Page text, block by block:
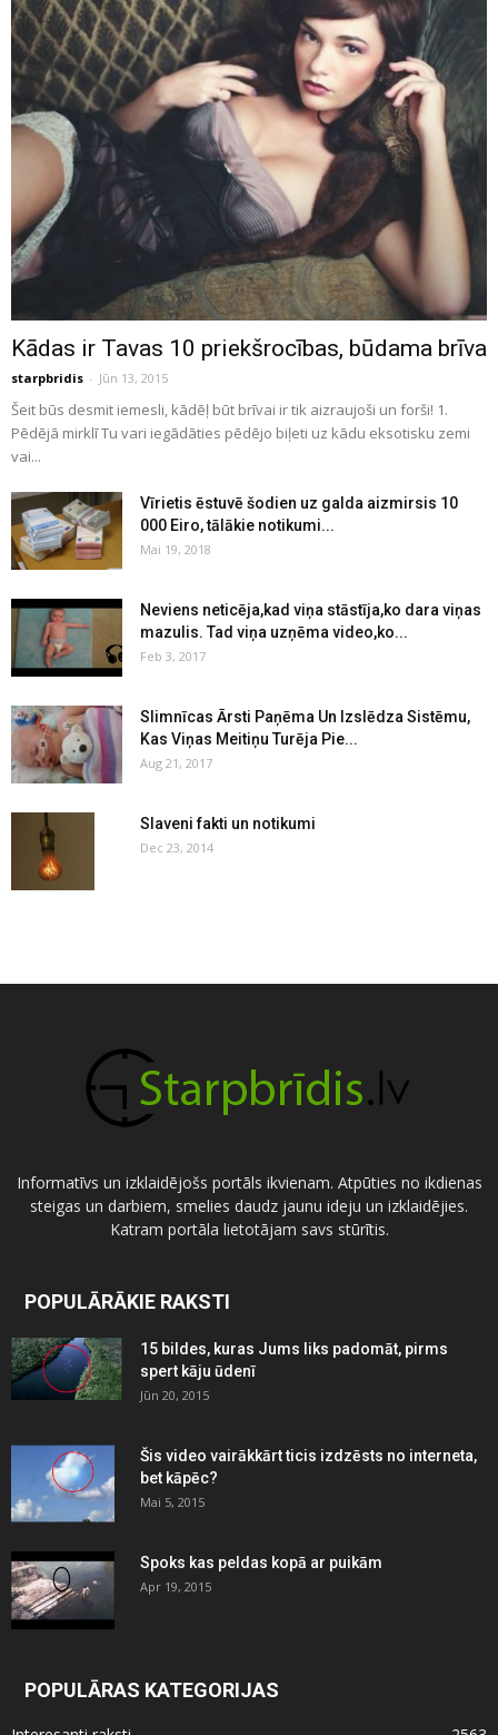
Kādas ir Tavas 10 priekšrocības, būdama brīva
starpbridis - Jūn 13, 2015
Šeit būs desmit iemesli, kādēļ būt brīvai ir tik aizraujoši un forši! 1.
Pēdējā mirklī Tu vari iegādāties pēdējo biļeti uz kādu eksotisku zemi
vai...
Vīrietis ēstuvē šodien uz galda aizmirsis 10
000 Eiro, tālākie notikumi...
Mai 19, 2018
Neviens neticēja,kad viņa stāstīja,ko dara viņas
mazulis. Tad viņa uzņēma video,ko...
Feb 3, 2017
Slimnīcas Ārsti Paņēma Un Izslēdza Sistēmu,
Kas Viņas Meitiņu Turēja Pie...
Aug 21, 2017
Slaveni fakti un notikumi
Dec 23, 2014
Informatīvs un izklaidējošs portāls ikvienam. Atpūties no ikdienas
steigas un darbiem, smelies daudz jaunu ideju un izklaidējies.
Katram portāla lietotājam savs stūrītis.
POPULĀRĀKIE RAKSTI
15 bildes, kuras Jums liks padomāt, pirms
spert kāju ūdenī
Jūn 20, 2015
Šis video vairākkārt ticis izdzēsts no interneta,
bet kāpēc?
Mai 5, 2015
Spoks kas peldas kopā ar puikām
Apr 19, 2015
POPULĀRAS KATEGORIJAS